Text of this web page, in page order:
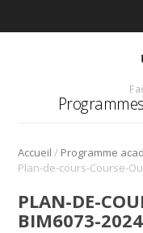
Accueil / Programme
PLAN-DE-
BIM6073-2024